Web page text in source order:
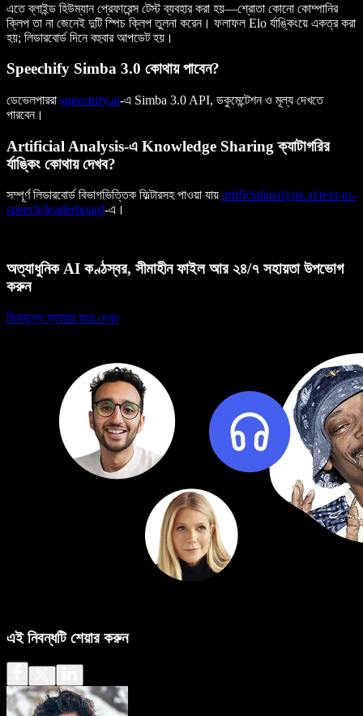
এতে ব্লাইন্ড হিউম্যান প্রেফারেন্স টেস্ট ব্যবহার করা হয়—শ্রোতা কোনো কোম্পানির
ক্লিপ তা না জেনেই দুটি স্পিচ ক্লিপ তুলনা করেন। ফলাফল Elo র্যাঙ্কিংয়ে একত্র করা
হয়; লিডারবোর্ড দিনে বহুবার আপডেট হয়।
Speechify Simba 3.0 কোথায় পাবেন?
ডেভেলপাররা speechify.ai-এ Simba 3.0 API, ডকুমেন্টেশন ও মূল্য দেখতে
পারবেন।
Artificial Analysis-এ Knowledge Sharing ক্যাটাগরির
র্যাঙ্কিং কোথায় দেখব?
সম্পূর্ণ লিডারবোর্ড বিভাগভিত্তিক ফিল্টারসহ পাওয়া যায় artificialanalysis.ai/text-to-
speech/leaderboard-এ।
অত্যাধুনিক AI কণ্ঠস্বর, সীমাহীন ফাইল আর ২৪/৭ সহায়তা উপভোগ
করুন
বিনামূল্যে ব্যবহার করে দেখুন
এই নিবন্ধটি শেয়ার করুন